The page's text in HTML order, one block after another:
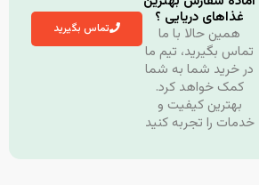
غذاهای دریایی ؟
همین حالا با ما
تماس بگیرید، تیم ما
در خرید شما به شما
کمک خواهد کرد.
بهترین کیفیت و
خدمات را تجربه کنید
تماس بگیرید